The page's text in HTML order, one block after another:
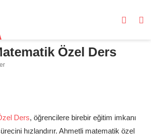
Özel Ders
Ders, öğrencilere birebir eğitim imkanı
hızlandırır. Ahmetli matematik özel